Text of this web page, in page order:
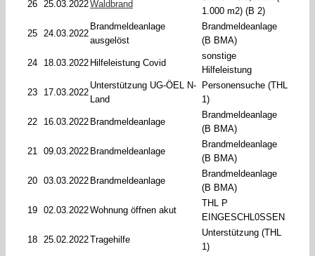
26 25.03.2022Waldbrand
1.000 m2) (B 2)
25 24.03.2022
Brandmeldeanlage
ausgelöst
Brandmeldeanlage
(B BMA)
24 18.03.2022 Hilfeleistung Covid
sonstige
Hilfeleistung
23 17.03.2022
Unterstützung UG-ÖEL N-
Land
Personensuche (THL
1)
22 16.03.2022 Brandmeldeanlage
Brandmeldeanlage
(B BMA)
21 09.03.2022 Brandmeldeanlage
Brandmeldeanlage
(B BMA)
20 03.03.2022 Brandmeldeanlage
Brandmeldeanlage
(B BMA)
19 02.03.2022Wohnung öffnen akut
THL P
EINGESCHL0SSEN
18 25.02.2022Tragehilfe
Unterstützung (THL
1)